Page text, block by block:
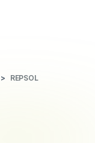
REPSOL